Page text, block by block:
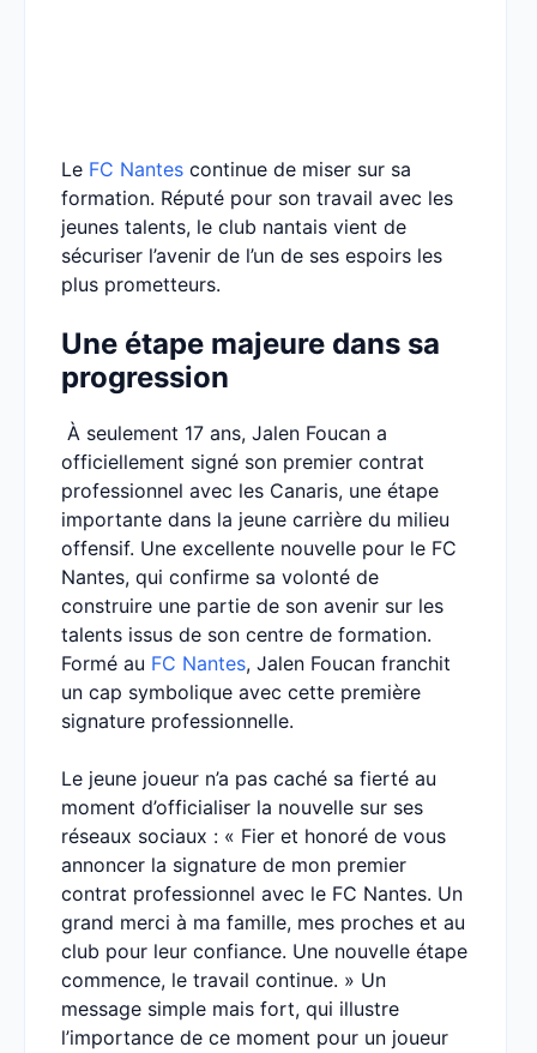
Le FC Nantes continue de miser sur sa
formation. Réputé pour son travail avec les
jeunes talents, le club nantais vient de
sécuriser l’avenir de l’un de ses espoirs les
plus prometteurs.
Une étape majeure dans sa
progression
À seulement 17 ans, Jalen Foucan a
officiellement signé son premier contrat
professionnel avec les Canaris, une étape
importante dans la jeune carrière du milieu
offensif. Une excellente nouvelle pour le FC
Nantes, qui confirme sa volonté de
construire une partie de son avenir sur les
talents issus de son centre de formation.
Formé au FC Nantes, Jalen Foucan franchit
un cap symbolique avec cette première
signature professionnelle.
Le jeune joueur n’a pas caché sa fierté au
moment d’officialiser la nouvelle sur ses
réseaux sociaux : « Fier et honoré de vous
annoncer la signature de mon premier
contrat professionnel avec le FC Nantes. Un
grand merci à ma famille, mes proches et au
club pour leur confiance. Une nouvelle étape
commence, le travail continue. » Un
message simple mais fort, qui illustre
l’importance de ce moment pour un joueur